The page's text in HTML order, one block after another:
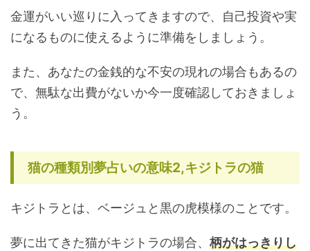
金運がいい巡りに入ってきますので、自己投資や実
になるものに使えるように準備をしましょう。
また、あなたの金銭的な不安の現れの場合もあるの
で、無駄な出費がないか今一度確認しておきましょ
う。
猫の種類別夢占いの意味2,キジトラの猫
キジトラとは、ベージュと黒の虎模様のことです。
夢に出てきた猫がキジトラの場合、 柄がはっきりし